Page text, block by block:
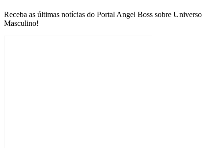
Receba as últimas notícias do Portal Angel Boss sobre Universo
Masculino!